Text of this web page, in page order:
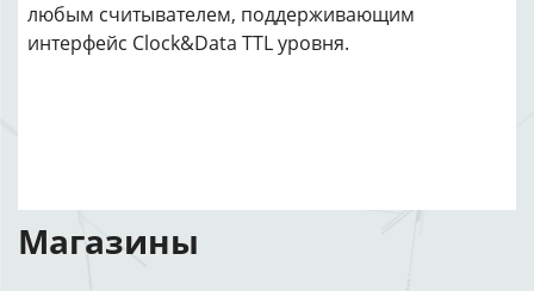
любым считывателем, поддерживающим
интерфейс Clock&Data TTL уровня.
Магазины